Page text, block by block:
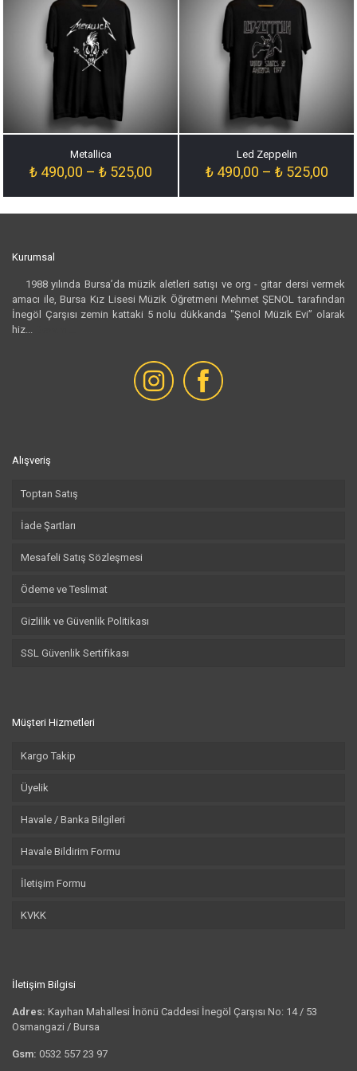
Metallica
₺490,00 – ₺525,00Fiyat
₺ 490,00
-
Led Zeppelin
₺490,00 – ₺525,00Fiyat
₺
-
Kurumsal
1988 yılında Bursa’da müzik aletleri satışı ve org - gitar dersi vermek
amacı ile, Bursa Kız Lisesi Müzik Öğretmeni Mehmet ŞENOL tarafından
İnegöl Çarşısı zemin kattaki 5 nolu dükkanda "Şenol Müzik Evi” olarak
hiz...
Alışveriş
Toptan Satış
İade Şartları
Mesafeli Satış Sözleşmesi
Ödeme ve Teslimat
Gizlilik ve Güvenlik Politikası
SSL Güvenlik Sertifikası
Müşteri Hizmetleri
Kargo Takip
Üyelik
Havale / Banka Bilgileri
Havale Bildirim Formu
İletişim Formu
KVKK
İletişim Bilgisi
Adres: Kayıhan Mahallesi İnönü Caddesi İnegöl Çarşısı No: 14 / 53
Osmangazi / Bursa
Gsm: 0532 557 23 97